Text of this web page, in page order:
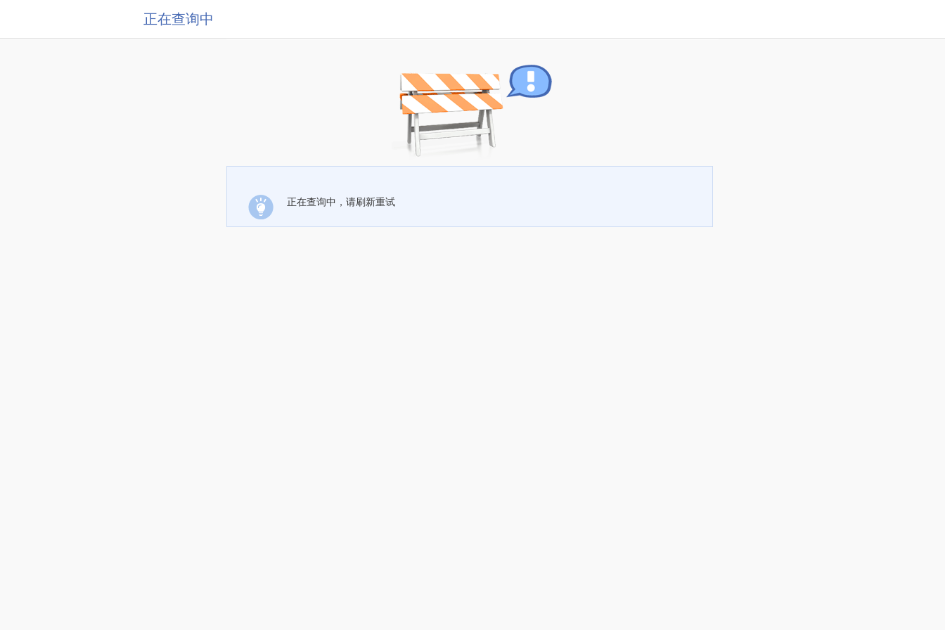
正在查询中
正在查询中，请刷新重试